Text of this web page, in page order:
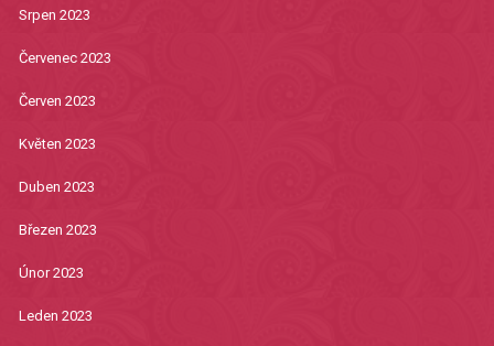
Srpen 2023
Červenec 2023
Červen 2023
Květen 2023
Duben 2023
Březen 2023
Únor 2023
Leden 2023